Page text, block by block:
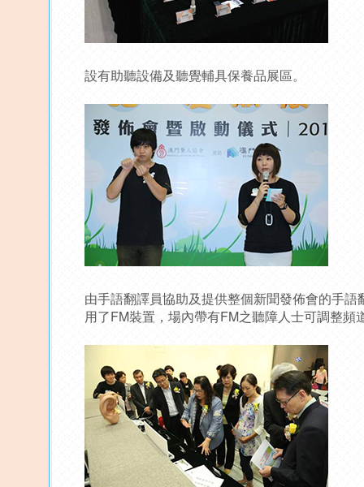
設有助聽設備及聽覺輔具保養品展區。
由手語翻譯員協助及提供整個新聞發佈會的手
用了FM裝置，場內帶有FM之聽障人士可調整頻